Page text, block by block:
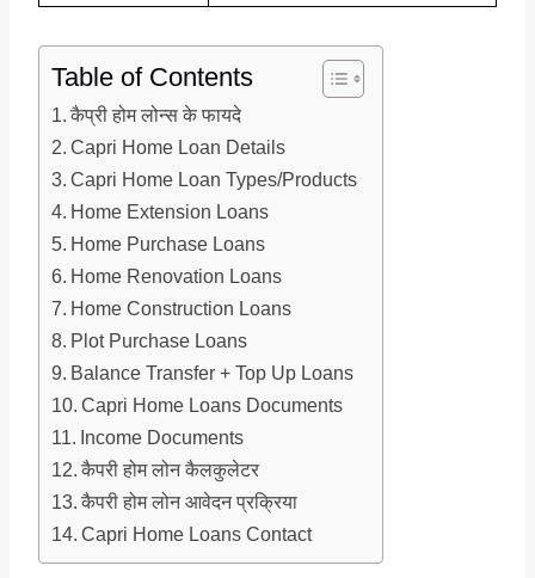
Table of Contents
कैप्री होम लोन्स के फायदे
Capri Home Loan Details
Capri Home Loan Types/Products
Home Extension Loans
Home Purchase Loans
Home Renovation Loans
Home Construction Loans
Plot Purchase Loans
Balance Transfer + Top Up Loans
Capri Home Loans Documents
Income Documents
कैपरी होम लोन कैलकुलेटर
कैपरी होम लोन आवेदन प्रक्रिया
Capri Home Loans Contact